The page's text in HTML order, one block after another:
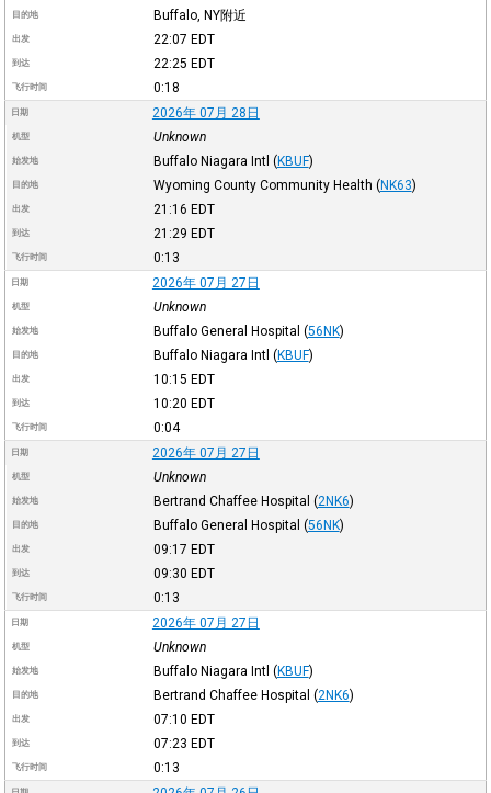
目的地 Buffalo, NY附近
出发 22:07 EDT
到达 22:25 EDT
飞行时间 0:18
日期 2026年 07月 28日
机型 Unknown
始发地 Buffalo Niagara Intl (KBUF)
目的地 Wyoming County Community Health (NK63)
出发 21:16 EDT
到达 21:29 EDT
飞行时间 0:13
日期 2026年 07月 27日
机型 Unknown
始发地 Buffalo General Hospital (56NK)
目的地 Buffalo Niagara Intl (KBUF)
出发 10:15 EDT
到达 10:20 EDT
飞行时间 0:04
日期 2026年 07月 27日
机型 Unknown
始发地 Bertrand Chaffee Hospital (2NK6)
目的地 Buffalo General Hospital (56NK)
出发 09:17 EDT
到达 09:30 EDT
飞行时间 0:13
日期 2026年 07月 27日
机型 Unknown
始发地 Buffalo Niagara Intl (KBUF)
目的地 Bertrand Chaffee Hospital (2NK6)
出发 07:10 EDT
到达 07:23 EDT
飞行时间 0:13